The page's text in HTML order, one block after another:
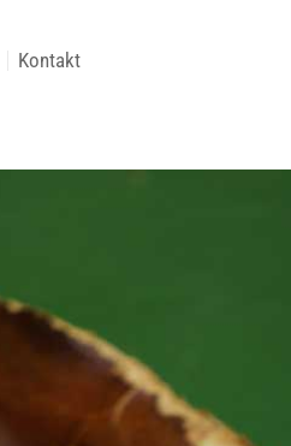
Kontakt